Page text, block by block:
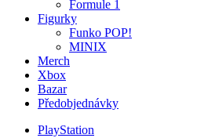
Formule 1
Figurky
Funko POP!
MINIX
Merch
Xbox
Bazar
Předobjednávky
PlayStation